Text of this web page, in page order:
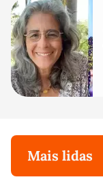
Mais lidas